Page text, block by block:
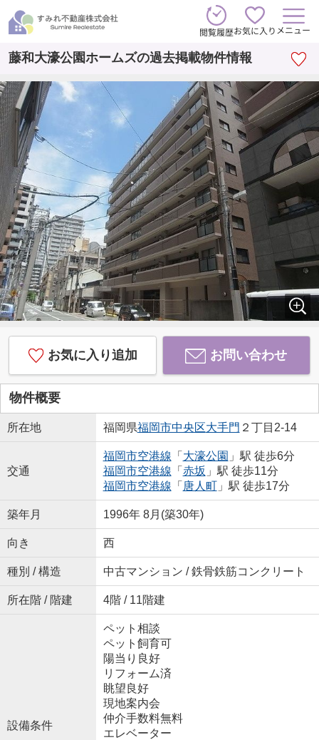
閲覧履歴お気に入り メニュー
藤和大濠公園ホームズの過去掲載物件情報
お気に入り追加 お問い合わせ
物件概要
所在地 福岡県福岡市中央区大手門 ２丁目2-14
交通
福岡市空港線 「 大濠公園 」駅 徒歩6分
福岡市空港線 「 赤坂 」駅 徒歩11分
福岡市空港線 「 唐人町」駅 徒歩17分
築年月 1996年 8月(築30年)
向き 西
種別 / 構造 中古マンション / 鉄骨鉄筋コンクリート
所在階 / 階建 4階 / 11階建
設備条件
ペット相談
ペット飼育可
陽当り良好
リフォーム済
眺望良好
現地案内会
仲介手数料無料
エレベーター